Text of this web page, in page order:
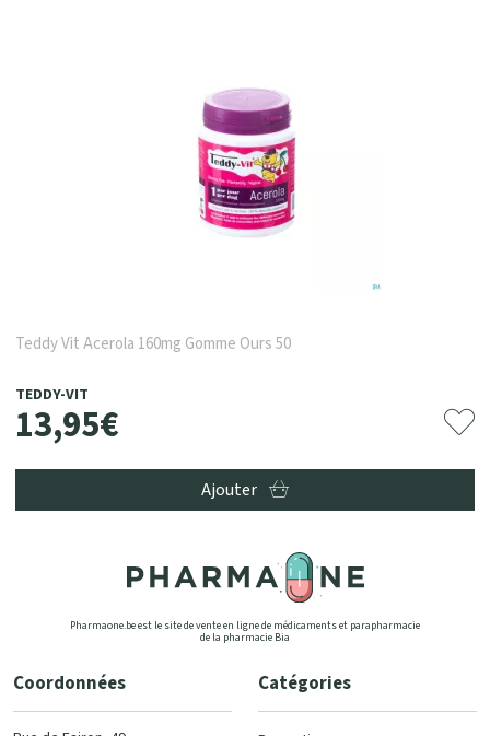
Teddy Vit Acerola 160mg Gomme Ours 50
TEDDY-VIT
13,95€
Ajouter
Pharmaone.be est le site de vente en ligne de médicaments et parapharmacie
de la pharmacie Bia
Coordonnées Catégories